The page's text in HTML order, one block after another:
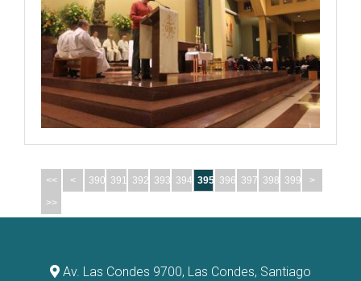
<< < 390 391 392 393 394 395 396 397 398 399
>
>>
Av. Las Condes 9700, Las Condes, Santiago